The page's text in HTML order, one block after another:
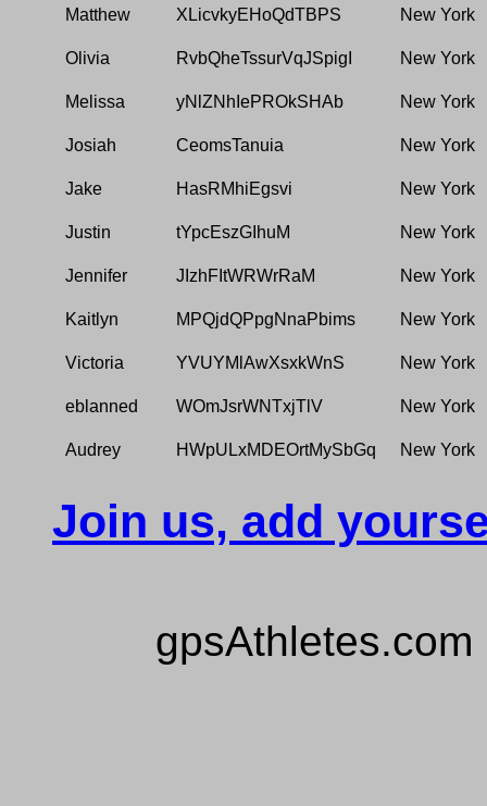
Matthew XLicvkyEHoQdTBPS New York
Olivia RvbQheTssurVqJSpigI New York
Melissa yNlZNhIePROkSHAb New York
Josiah CeomsTanuia New York
Jake HasRMhiEgsvi New York
Justin tYpcEszGIhuM New York
Jennifer JIzhFItWRWrRaM New York
Kaitlyn MPQjdQPpgNnaPbims New York
Victoria YVUYMlAwXsxkWnS New York
eblanned WOmJsrWNTxjTlV New York
Audrey HWpULxMDEOrtMySbGq New York
Join us, add